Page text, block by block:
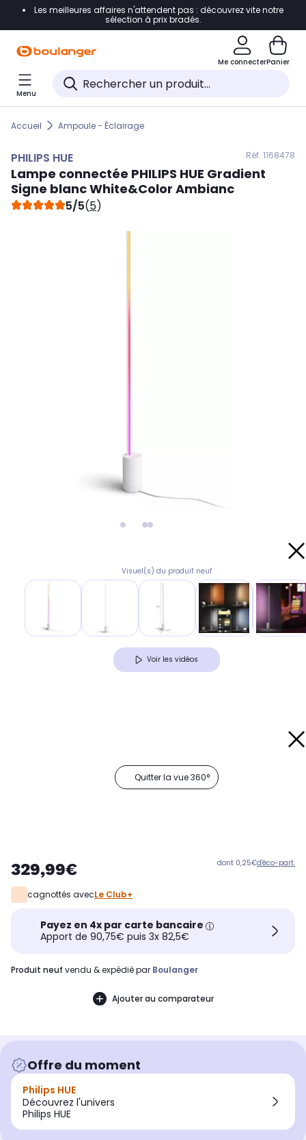
Accéder directement à la navigation
Accéder directement au pied de page
Accéder directement au chatbot
Les meilleures affaires n'attendent pas : découvrez vite notre
sélection à prix bradés.
Me connecterPanier
Menu
Accueil Ampoule - Éclairage
PHILIPS HUE Réf. 1168478
Lampe connectée PHILIPS HUE Gradient
Signe blanc White&Color Ambianc
5/5(5)
Visuel(s) du produit neuf
Voir les vidéos
Quitter la vue 360°
329,99€ dont 0,25€d'éco-part.
cagnottés avecLe Club+
Payez en 4x par carte bancaire
Apport de 90,75€ puis 3x 82,5€
produit neuf vendu & expédié par Boulanger
Ajouter au comparateur
Offre du moment
Philips HUE
Découvrez l'univers
Philips HUE